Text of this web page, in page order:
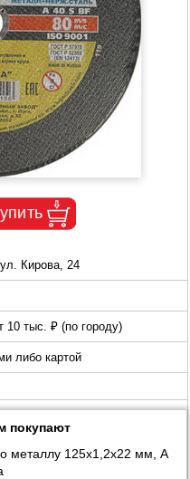
Кирова, 24
10 тыс. ₽ (по городу)
либо картой
покупают
металлу 125х1,2х22 мм, А